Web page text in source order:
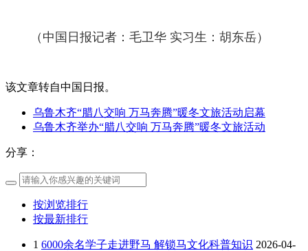
（中国日报记者：毛卫华 实习生：胡东岳）
该文章转自中国日报。
乌鲁木齐“腊八交响 万马奔腾”暖冬文旅活动启幕
乌鲁木齐举办“腊八交响 万马奔腾”暖冬文旅活动
分享：
按浏览排行
按最新排行
1 6000余名学子走进野马 解锁马文化科普知识 2026-04-